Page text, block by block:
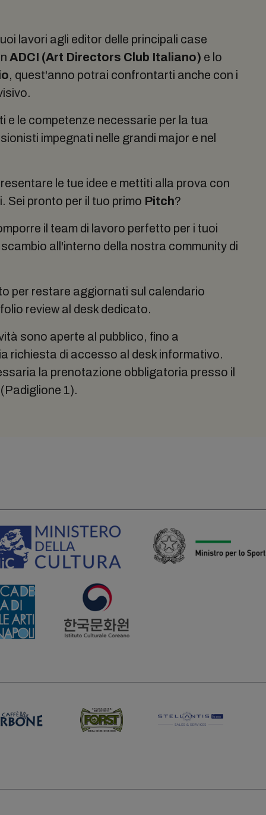
lavori agli editor delle principali case
ADCI (Art Directors Club Italiano) e lo
, quest'anno potrai confrontarti anche con i
e le competenze necessarie per la tua
impegnati nelle grandi major e nel
le tue idee e mettiti alla prova con
Sei pronto per il tuo primo Pitch?
il team di lavoro perfetto per i tuoi
all'interno della nostra community di
per restare aggiornati sul calendario
review al desk dedicato.
sono aperte al pubblico, fino a
richiesta di accesso al desk informativo.
la prenotazione obbligatoria presso il
1).